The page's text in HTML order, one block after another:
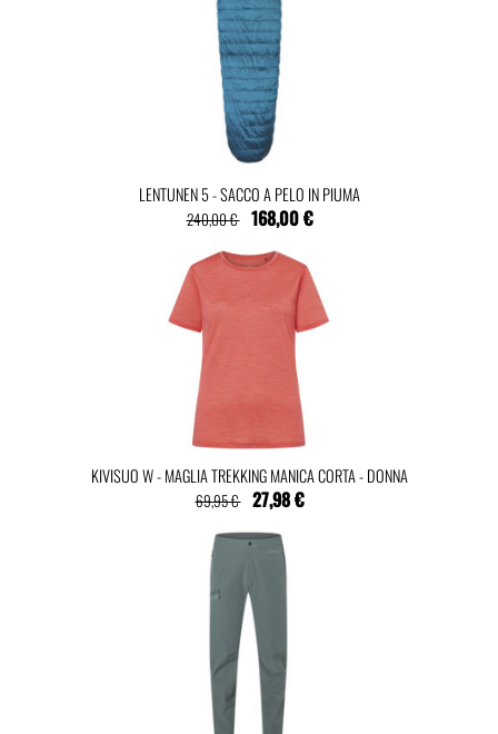
LENTUNEN 5 - SACCO A PELO IN PIUMA
240,00 € 168,00 €
KIVISUO W - MAGLIA TREKKING MANICA CORTA - DONNA
69,95 € 27,98 €